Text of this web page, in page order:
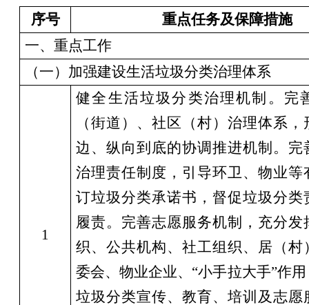
序号
重点任务及保障措施
一、重点工作
（一） 加强建设生活垃圾分类治理体系
1
健全生活垃圾分类治理机制。完
（街道）、社区（村）治理体系
边、纵向到底的协调推进机制。完
治理责任制度，引导环卫、物业等
订垃圾分类承诺书，督促垃圾分类
履责。完善志愿服务机制，充分发
织、公共机构、社工组织、居（村
委会、物业企业、 “小手拉大手”作
垃圾分类宣传、教育、培训及志愿